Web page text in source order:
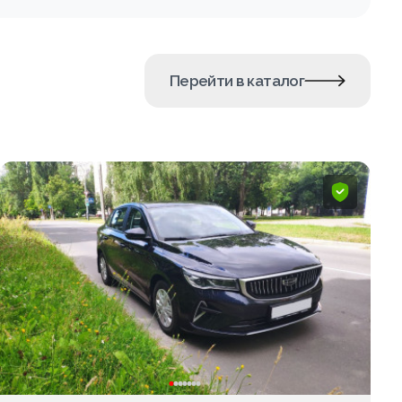
Перейти в каталог
ПОПУЛЯРНОЕ